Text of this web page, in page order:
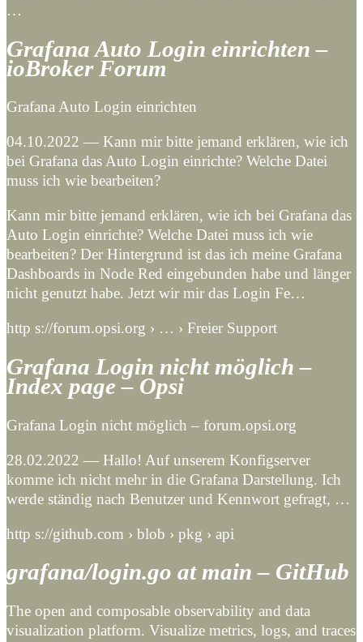
…
Grafana Auto Login einrichten –
ioBroker Forum
Grafana Auto Login einrichten
04.10.2022 — Kann mir bitte jemand erklären, wie ich
bei Grafana das Auto Login einrichte? Welche Datei
muss ich wie bearbeiten?
Kann mir bitte jemand erklären, wie ich bei Grafana das
Auto Login einrichte? Welche Datei muss ich wie
bearbeiten? Der Hintergrund ist das ich meine Grafana
Dashboards in Node Red eingebunden habe und länger
nicht genutzt habe. Jetzt wir mir das Login Fe…
http s://forum.opsi.org › … › Freier Support
Grafana Login nicht möglich –
Index page – Opsi
Grafana Login nicht möglich – forum.opsi.org
28.02.2022 — Hallo! Auf unserem Konfigserver
komme ich nicht mehr in die Grafana Darstellung. Ich
werde ständig nach Benutzer und Kennwort gefragt, …
http s://github.com › blob › pkg › api
grafana/login.go at main – GitHub
The open and composable observability and data
visualization platform. Visualize metrics, logs, and traces